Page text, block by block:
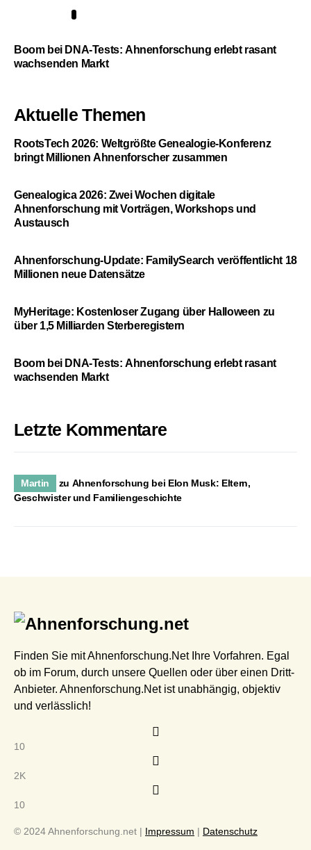
Boom bei DNA-Tests: Ahnenforschung erlebt rasant
wachsenden Markt
Aktuelle Themen
RootsTech 2026: Weltgrößte Genealogie-Konferenz
bringt Millionen Ahnenforscher zusammen
Genealogica 2026: Zwei Wochen digitale
Ahnenforschung mit Vorträgen, Workshops und
Austausch
Ahnenforschung-Update: FamilySearch veröffentlicht 18
Millionen neue Datensätze
MyHeritage: Kostenloser Zugang über Halloween zu
über 1,5 Milliarden Sterberegistern
Boom bei DNA-Tests: Ahnenforschung erlebt rasant
wachsenden Markt
Letzte Kommentare
Martin zu Ahnenforschung bei Elon Musk: Eltern,
Geschwister und Familiengeschichte
Finden Sie mit Ahnenforschung.Net Ihre Vorfahren. Egal
ob im Forum, durch unsere Quellen oder über einen Dritt-
Anbieter. Ahnenforschung.Net ist unabhängig, objektiv
und verlässlich!
10
2K
10
© 2024 Ahnenforschung.net | Impressum | Datenschutz